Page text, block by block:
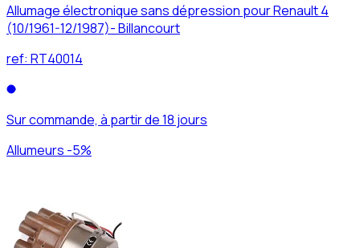
Allumage électronique sans dépression pour Renault 4
(10/1961-12/1987)- Billancourt
ref: RT40014
Sur commande, à partir de 18 jours
Allumeurs -5%